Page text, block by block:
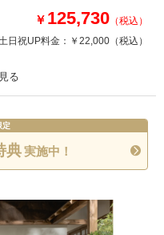
3月17日
（東京）
￥ 125,730 （税込）
日祝UP料金： ￥22,000 （税込）
新郎衣装1着
挙式
タル ペットと撮影
定
典実施中！